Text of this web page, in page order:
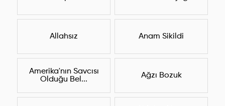
Allahsız Anam Sikildi
Amerika'nın Savcısı
Olduğu Bel...
Ağzı Bozuk